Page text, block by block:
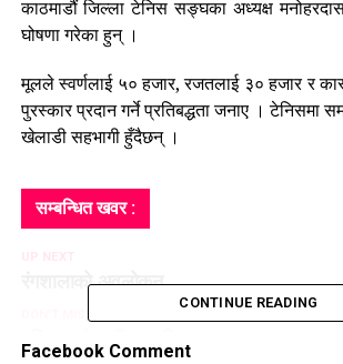
काठमाडौं जिल्ला टेनिस सङ्घका अध्यक्ष
घोषणा गरेका हुन् ।
मूलले स्वर्णलाई ५० हजार, रजतलाई ३० हजार र
पुरस्कार प्रदान गर्ने प्रतिबद्धता जनाए । टेनिसमा
खेलाडी सहभागी हुँदैछन् ।
सम्बन्धित खवर :
UP NEXT
रंगशालाको अवलोकन
भलिबल खेलाडी सम्मानित
CONTINUE READING
Facebook Comment